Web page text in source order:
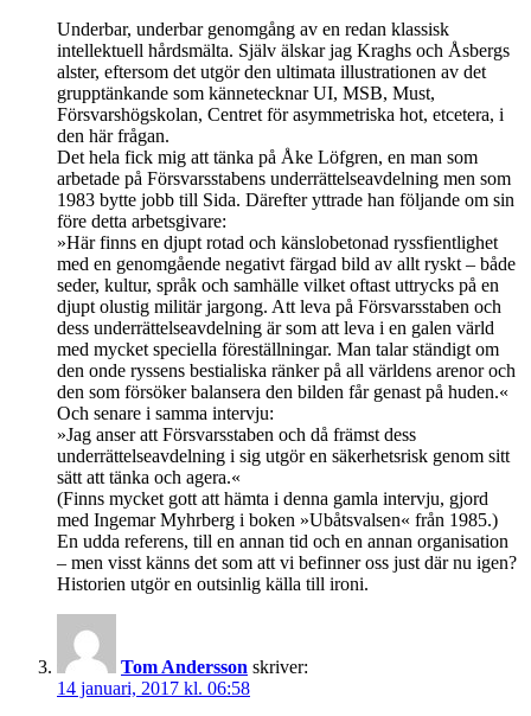
Underbar, underbar genomgång av en redan klassisk
intellektuell hårdsmälta. Själv älskar jag Kraghs och Åsbergs
alster, eftersom det utgör den ultimata illustrationen av det
grupptänkande som kännetecknar UI, MSB, Must,
Försvarshögskolan, Centret för asymmetriska hot, etcetera, i
den här frågan.
Det hela fick mig att tänka på Åke Löfgren, en man som
arbetade på Försvarsstabens underrättelseavdelning men som
1983 bytte jobb till Sida. Därefter yttrade han följande om sin
före detta arbetsgivare:
»Här finns en djupt rotad och känslobetonad ryssfientlighet
med en genomgående negativt färgad bild av allt ryskt – både
seder, kultur, språk och samhälle vilket oftast uttrycks på en
djupt olustig militär jargong. Att leva på Försvarsstaben och
dess underrättelseavdelning är som att leva i en galen värld
med mycket speciella föreställningar. Man talar ständigt om
den onde ryssens bestialiska ränker på all världens arenor och
den som försöker balansera den bilden får genast på huden.«
Och senare i samma intervju:
»Jag anser att Försvarsstaben och då främst dess
underrättelseavdelning i sig utgör en säkerhetsrisk genom sitt
sätt att tänka och agera.«
(Finns mycket gott att hämta i denna gamla intervju, gjord
med Ingemar Myhrberg i boken »Ubåtsvalsen« från 1985.)
En udda referens, till en annan tid och en annan organisation
– men visst känns det som att vi befinner oss just där nu igen?
Historien utgör en outsinlig källa till ironi.
Tom Andersson skriver:
14 januari, 2017 kl. 06:58